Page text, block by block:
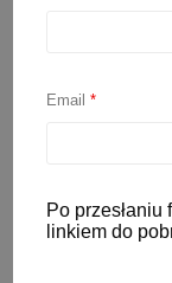
będzie
takie
Email*
Po
linkiem do